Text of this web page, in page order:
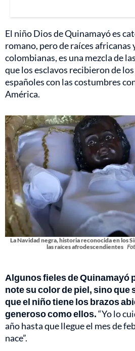
El niño Dios de Quinamayó es
romano, pero de raíces africanas
colombianas, es una mezcla de
que los esclavos recibieron de
españoles con las costumbres
América.
La Navidad negra, historia reconocida en los
las raíces afrodescendientes
Algunos fieles de Quinamayó
note su color de piel, sino que
que el niño tiene los brazos
generoso como ellos.“Yo lo
año hasta que llegue el mes de
nace”.